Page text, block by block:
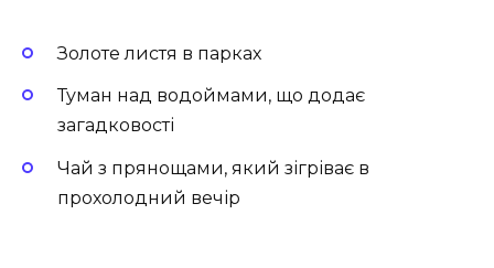
Золоте листя в парках
Туман над водоймами, що додає
загадковості
Чай з прянощами, який зігріває в
прохолодний вечір